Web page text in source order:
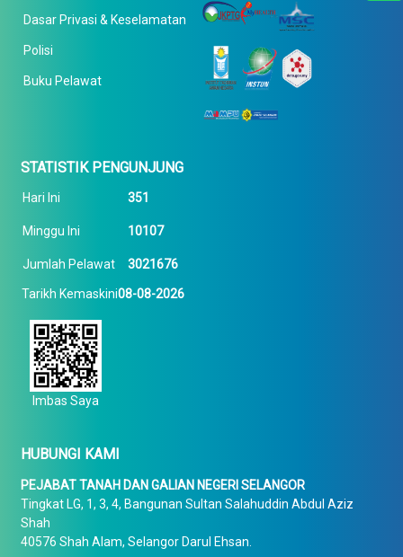
Dasar Privasi & Keselamatan
Polisi
Buku Pelawat
STATISTIK PENGUNJUNG
Hari Ini 351
Minggu Ini 10107
Jumlah Pelawat 3021676
Tarikh Kemaskini08-08-2026
Imbas Saya
HUBUNGI KAMI
PEJABAT TANAH DAN GALIAN NEGERI SELANGOR
Tingkat LG, 1, 3, 4, Bangunan Sultan Salahuddin Abdul Aziz
Shah
40576 Shah Alam, Selangor Darul Ehsan.